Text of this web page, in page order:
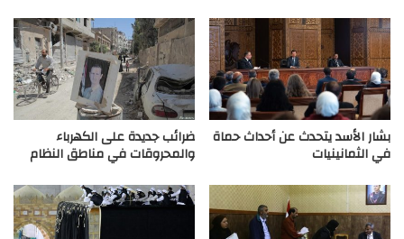
بشار الأسد يتحدث عن أحداث حماة
في الثمانينيات
ضرائب جديدة على الكهرباء
والمحروقات في مناطق النظام